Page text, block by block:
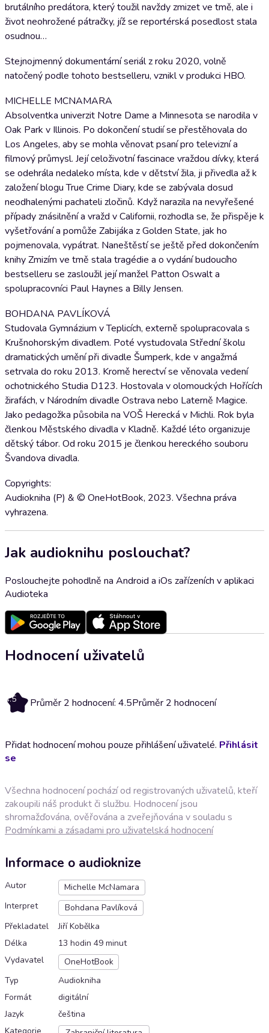
brutálního predátora, který toužil navždy zmizet ve tmě, ale i
život neohrožené pátračky, jíž se reportérská posedlost stala
osudnou…
Stejnojmenný dokumentární seriál z roku 2020, volně
natočený podle tohoto bestselleru, vznikl v produkci HBO.
MICHELLE MCNAMARA
Absolventka univerzit Notre Dame a Minnesota se narodila v
Oak Park v Illinois. Po dokončení studií se přestěhovala do
Los Angeles, aby se mohla věnovat psaní pro televizní a
filmový průmysl. Její celoživotní fascinace vraždou dívky, která
se odehrála nedaleko místa, kde v dětství žila, ji přivedla až k
založení blogu True Crime Diary, kde se zabývala dosud
neodhalenými pachateli zločinů. Když narazila na nevyřešené
případy znásilnění a vražd v Californii, rozhodla se, že přispěje k
vyšetřování a pomůže Zabijáka z Golden State, jak ho
pojmenovala, vypátrat. Naneštěstí se ještě před dokončením
knihy Zmizím ve tmě stala tragédie a o vydání budoucího
bestselleru se zasloužil její manžel Patton Oswalt a
spolupracovníci Paul Haynes a Billy Jensen.
BOHDANA PAVLÍKOVÁ
Studovala Gymnázium v Teplicích, externě spolupracovala s
Krušnohorským divadlem. Poté vystudovala Střední školu
dramatických umění při divadle Šumperk, kde v angažmá
setrvala do roku 2013. Kromě herectví se věnovala vedení
ochotnického Studia D123. Hostovala v olomouckých Hořících
žirafách, v Národním divadle Ostrava nebo Laterně Magice.
Jako pedagožka působila na VOŠ Herecká v Michli. Rok byla
členkou Městského divadla v Kladně. Každé léto organizuje
dětský tábor. Od roku 2015 je členkou hereckého souboru
Švandova divadla.
Copyrights:
Audiokniha (P) & © OneHotBook, 2023. Všechna práva
vyhrazena.
Jak audioknihu poslouchat?
Poslouchejte pohodlně na Android a iOs zařízeních v aplikaci
Audioteka
Hodnocení uživatelů
4.5 Průměr 2 hodnocení: 4.5Průměr 2 hodnocení
Přidat hodnocení mohou pouze přihlášení uživatelé. Přihlásit
se
Všechna hodnocení pochází od registrovaných uživatelů, kteří
zakoupili náš produkt či službu. Hodnocení jsou
shromažďována, ověřována a zveřejňována v souladu s
Podmínkami a zásadami pro uživatelská hodnocení
Informace o audioknize
Autor
Michelle McNamara
Interpret
Bohdana Pavlíková
Překladatel
Jiří Kobělka
Délka
13 hodin 49 minut
Vydavatel
OneHotBook
Typ
Audiokniha
Formát
digitální
Jazyk
čeština